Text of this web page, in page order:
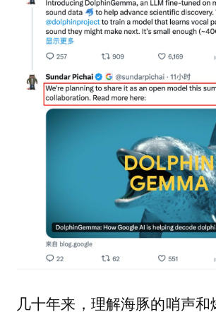
几十年来，理解海豚的哨声